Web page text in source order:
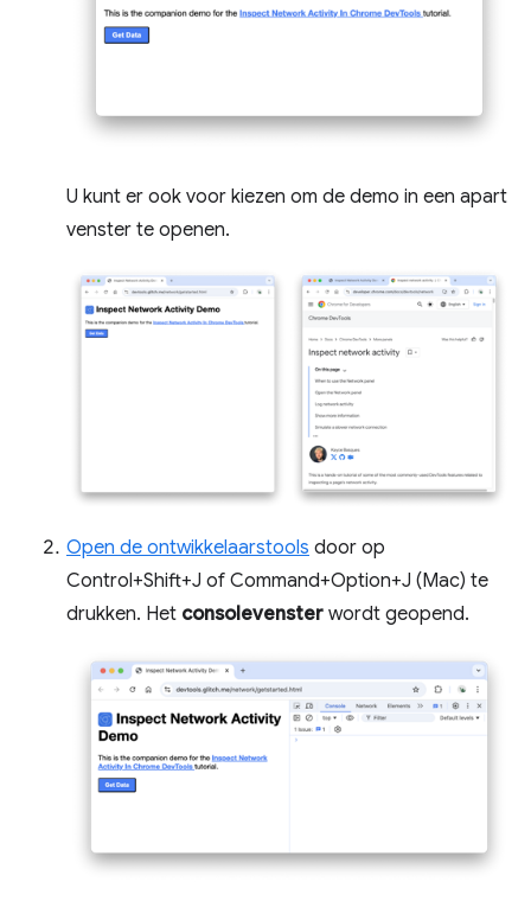
U kunt er ook voor kiezen om de demo in een apart
venster te openen.
Open de ontwikkelaarstools door op
Control+Shift+J of Command+Option+J (Mac) te
drukken. Het consolevenster wordt geopend.